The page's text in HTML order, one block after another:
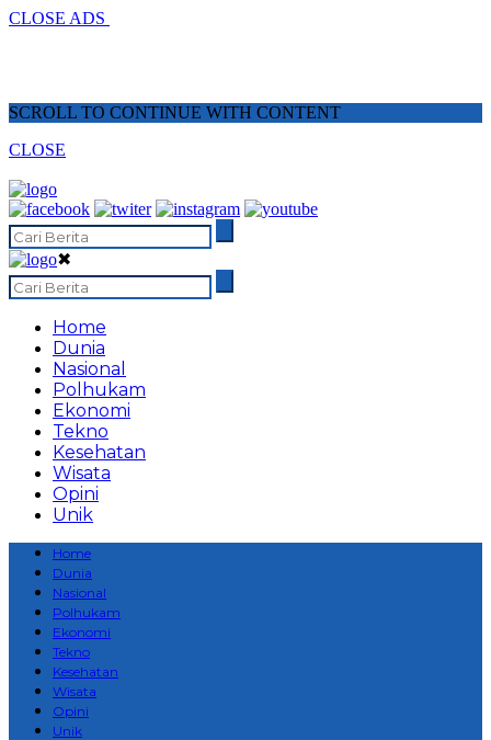
CLOSE ADS
SCROLL TO CONTINUE WITH CONTENT
CLOSE
✖
Home
Dunia
Nasional
Polhukam
Ekonomi
Tekno
Kesehatan
Wisata
Opini
Unik
Home
Dunia
Nasional
Polhukam
Ekonomi
Tekno
Kesehatan
Wisata
Opini
Unik